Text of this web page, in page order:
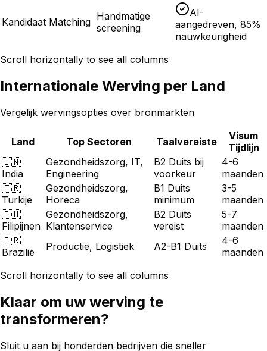
Kandidaat Matching Handmatige
screening
AI-
aangedreven, 85%
nauwkeurigheid
Scroll horizontally to see all columns
Internationale Werving per Land
Vergelijk wervingsopties over bronmarkten
Land Top Sectoren Taalvereiste
Visum
Tijdlijn
🇮🇳
India
Gezondheidszorg, IT,
Engineering
B2 Duits bij
voorkeur
4-6
maanden
🇹🇷
Turkije
Gezondheidszorg,
Horeca
B1 Duits
minimum
3-5
maanden
🇵🇭
Filipijnen
Gezondheidszorg,
Klantenservice
B2 Duits
vereist
5-7
maanden
🇧🇷
Brazilië
Productie, Logistiek A2-B1 Duits
4-6
maanden
Scroll horizontally to see all columns
Klaar om uw werving te
transformeren?
Sluit u aan bij honderden bedrijven die sneller